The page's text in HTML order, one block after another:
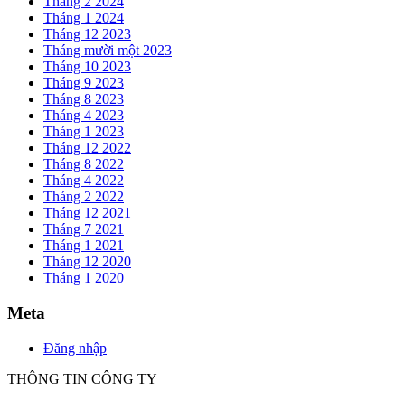
Tháng 1 2024
Tháng 12 2023
Tháng mười một 2023
Tháng 10 2023
Tháng 9 2023
Tháng 8 2023
Tháng 4 2023
Tháng 1 2023
Tháng 12 2022
Tháng 8 2022
Tháng 4 2022
Tháng 2 2022
Tháng 12 2021
Tháng 7 2021
Tháng 1 2021
Tháng 12 2020
Tháng 1 2020
Meta
Đăng nhập
THÔNG TIN CÔNG TY